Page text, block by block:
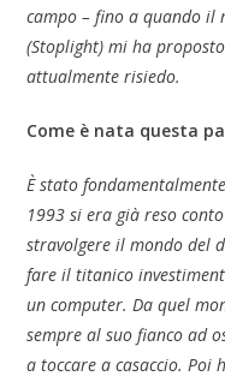
campo – fino a quando
(Stoplight) mi ha
attualmente risiedo.
Come è nata questa
È stato
1993 si era già reso
stravolgere il mondo del
fare il titanico
un computer. Da quel
sempre al suo fianco ad
a toccare a casaccio. Poi